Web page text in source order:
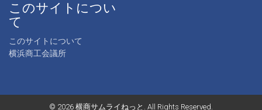
このサイトについ
て
このサイトについて
横浜商工会議所
© 2026 横商サムライねっと . All Rights Reserved.